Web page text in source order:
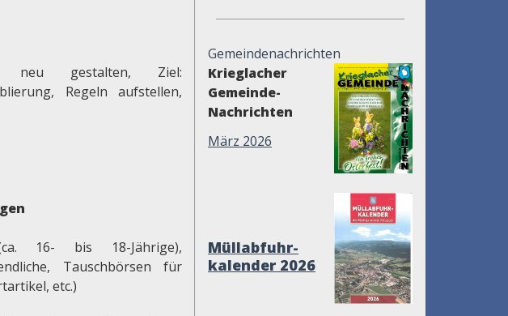
neu gestalten, Ziel:
Regeln aufstellen,
16- bis 18-Jährige),
Tauschbörsen für
etc.)
Gemeindenachrichten
Krieglacher
Gemeinde-
Nachrichten
März 2026
Müllabfuhr-
kalender 2026